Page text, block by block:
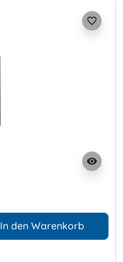
visibility
favorite_border
In den Warenkorb